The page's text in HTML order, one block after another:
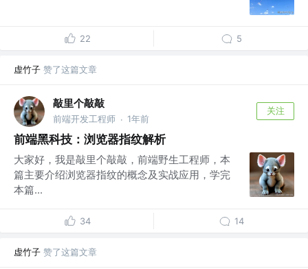
22 5
虚竹子 赞了这篇文章
敲里个敲敲
前端开发工程师 · 1年前
关注
前端黑科技：浏览器指纹解析
大家好，我是敲里个敲敲，前端野生工程师，本
篇主要介绍浏览器指纹的概念及实战应用，学完
本篇...
34 14
虚竹子 赞了这篇文章